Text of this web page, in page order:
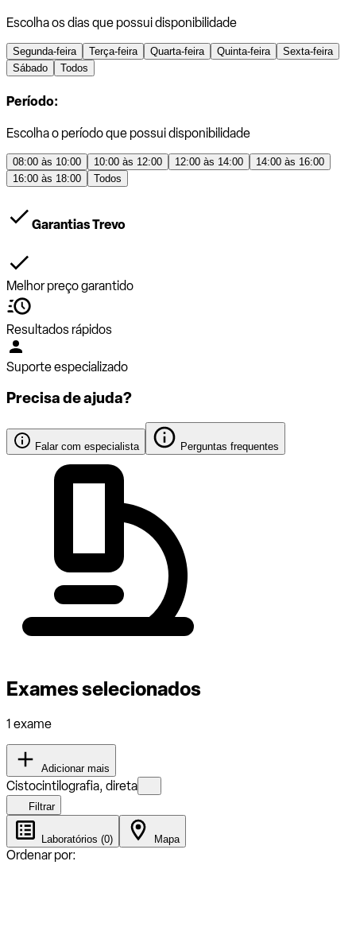
Escolha os dias que possui disponibilidade
Segunda-feira Terça-feira Quarta-feira Quinta-feira
Sexta-feira
Sábado
Todos
Período:
Escolha o período que possui disponibilidade
08:00 às 10:00 10:00 às 12:00 12:00 às 14:00
14:00 às 16:00
16:00 às 18:00
Todos
Garantias Trevo
Melhor preço garantido
Resultados rápidos
Suporte especializado
Precisa de ajuda?
Falar com especialista Perguntas frequentes
Exames selecionados
1 exame
Adicionar mais
Cistocintilografia, direta
Filtrar
Laboratórios (0) Mapa
Ordenar por: